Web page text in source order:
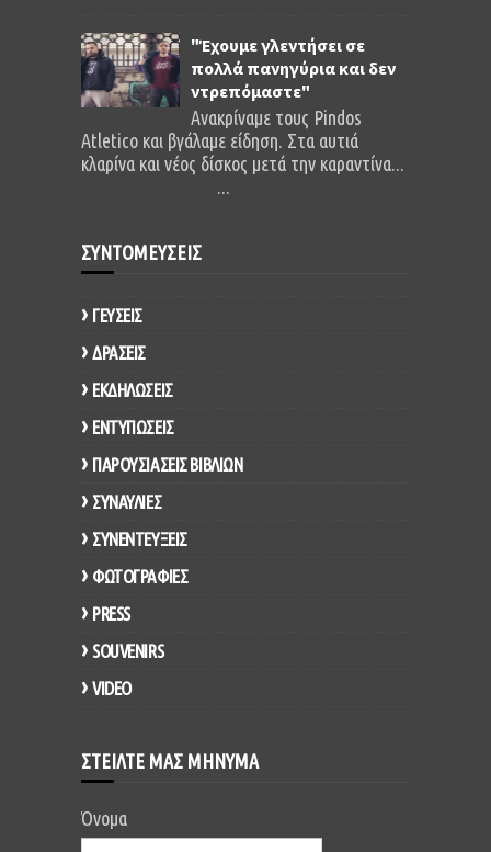
"Έχουμε γλεντήσει σε
πολλά πανηγύρια και δεν
ντρεπόμαστε"
Ανακρίναμε τους Pindos
Atletico και βγάλαμε είδηση. Στα αυτιά
κλαρίνα και νέος δίσκος μετά την καραντίνα...
ΣΥΝΤΟΜΕΥΣΕΙΣ
ΓΕΥΣΕΙΣ
ΔΡΑΣΕΙΣ
ΕΚΔΗΛΩΣΕΙΣ
ΕΝΤΥΠΩΣΕΙΣ
ΠΑΡΟΥΣΙΑΣΕΙΣ ΒΙΒΛΙΩΝ
ΣΥΝΑΥΛΙΕΣ
ΣΥΝΕΝΤΕΥΞΕΙΣ
ΦΩΤΟΓΡΑΦΙΕΣ
PRESS
SOUVENIRS
VIDEO
ΣΤΕΙΛΤΕ ΜΑΣ ΜΗΝΥΜΑ
Όνομα